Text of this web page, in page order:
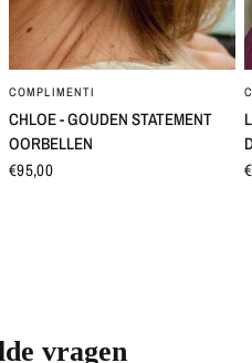
SNEL BEKIJKEN
COMPLIMENTI
CHLOE - GOUDEN STATEMENT
OORBELLEN
€95,00
vragen